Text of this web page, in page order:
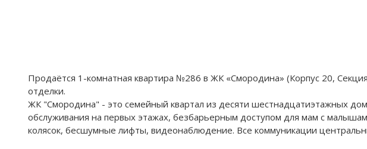
Продаётся 1-комнатная квартира №286 в ЖК «Смородина» (Корпус 20,
отделки.
ЖК "Смородина" - это семейный квартал из десяти шестнадцатиэтажных
обслуживания на первых этажах, безбарьерным доступом для мам с
колясок, бесшумные лифты, видеонаблюдение. Все коммуникации